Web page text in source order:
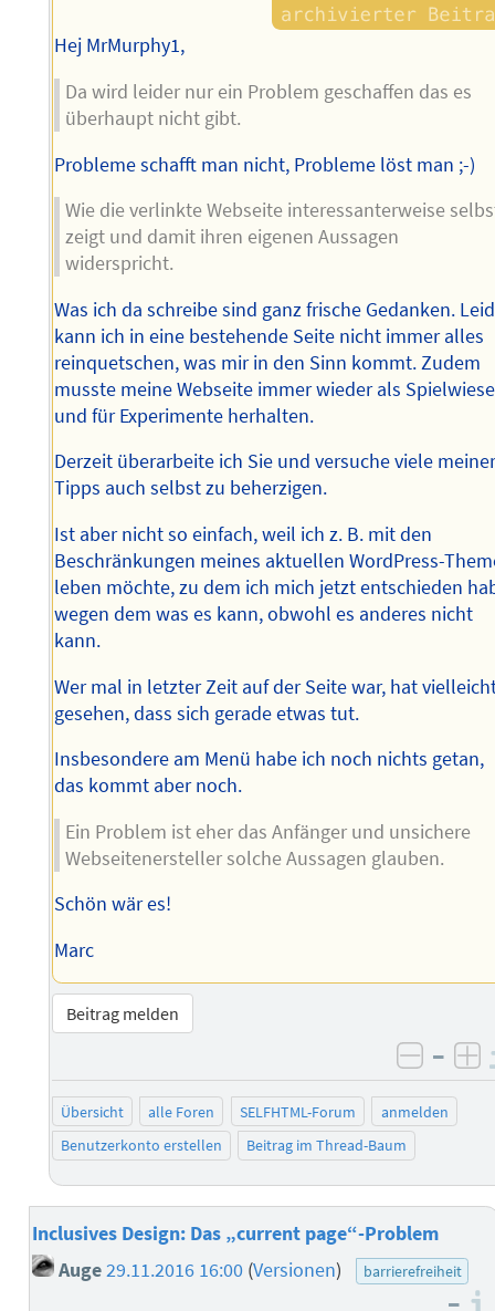
Hej MrMurphy1,
Da wird leider nur ein Problem geschaffen das es
überhaupt nicht gibt.
Probleme schafft man nicht, Probleme löst man ;-)
Wie die verlinkte Webseite interessanterweise
zeigt und damit ihren eigenen Aussagen
widerspricht.
Was ich da schreibe sind ganz frische Gedanken.
kann ich in eine bestehende Seite nicht immer alles
reinquetschen, was mir in den Sinn kommt. Zudem
musste meine Webseite immer wieder als Spielwiese
und für Experimente herhalten.
Derzeit überarbeite ich Sie und versuche viele
Tipps auch selbst zu beherzigen.
Ist aber nicht so einfach, weil ich z. B. mit den
Beschränkungen meines aktuellen WordPress-
leben möchte, zu dem ich mich jetzt entschieden
wegen dem was es kann, obwohl es anderes nicht
kann.
Wer mal in letzter Zeit auf der Seite war, hat
gesehen, dass sich gerade etwas tut.
Insbesondere am Menü habe ich noch nichts getan,
das kommt aber noch.
Ein Problem ist eher das Anfänger und unsichere
Webseitenersteller solche Aussagen glauben.
Schön wär es!
Marc
Beitrag melden
–
Übersicht alle Foren SELFHTML-Forum
anmelden
Benutzerkonto erstellen
Beitrag im Thread-Baum
Inclusives Design: Das „current page“-Problem
Auge29.11.2016 16:00 (Versionen) barrierefreiheit
–